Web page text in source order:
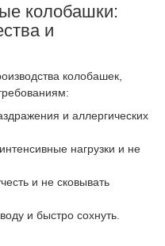
колобашки:
и
колобашек,
и аллергических
нагрузки и не
и не сковывать
и быстро сохнуть.